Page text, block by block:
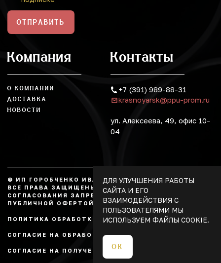
ОТПРАВИТЬ
Компания
О КОМПАНИИ
ДОСТАВКА
НОВОСТИ
Контакты
+7 (391) 989-88-31
krasnoyarsk@ppu-prom.ru
ул. Алексеева, 49, офис 10-
04
© ИП ГОРОБЧЕНКО ИВАН АЛЕКСАНДРОВИЧ, 2026.
ВСЕ ПРАВА ЗАЩИЩЕНЫ, КОПИРОВАНИЕ БЕЗ
СОГЛАСОВАНИЯ ЗАПРЕЩЕНО. НЕ ЯВЛЯЕТСЯ
ПУБЛИЧНОЙ ОФЕРТОЙ.
ПОЛИТИКА ОБРАБОТКИ ПЕРСОНАЛЬНЫХ ДАННЫХ
СОГЛАСИЕ НА ОБРАБОТКУ ПЕРСОНАЛЬНЫХ ДАННЫХ
СОГЛАСИЕ НА ПОЛУЧЕНИЕ РЕКЛАМЫ
ДЛЯ УЛУЧШЕНИЯ РАБОТЫ
САЙТА И ЕГО
ВЗАИМОДЕЙСТВИЯ С
ПОЛЬЗОВАТЕЛЯМИ МЫ
ИСПОЛЬЗУЕМ ФАЙЛЫ COOKIE.
ОК